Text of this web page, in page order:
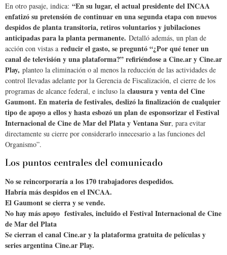
En otro pasaje, indica: “En su lugar, el actual presidente del INCAA
enfatizó su pretensión de continuar en una segunda etapa con nuevos
despidos de planta transitoria, retiros voluntarios y jubilaciones
anticipadas para la planta permanente. Detalló además, un plan de
acción con vistas a reducir el gasto, se preguntó “¿Por qué tener un
canal de televisión y una plataforma?” refiriéndose a Cine.ar y Cine.ar
Play, planteo la eliminación o al menos la reducción de las actividades de
control llevadas adelante por la Gerencia de Fiscalización, el cierre de los
programas de alcance federal, e incluso la clausura y venta del Cine
Gaumont. En materia de festivales, deslizó la finalización de cualquier
tipo de apoyo a ellos y hasta esbozó un plan de esponsorizar el Festival
Internacional de Cine de Mar del Plata y Ventana Sur, para evitar
directamente su cierre por considerarlo innecesario a las funciones del
Organismo”.
Los puntos centrales del comunicado
No se reincorporaría a los 170 trabajadores despedidos.
Habría más despidos en el INCAA.
El Gaumont se cierra y se vende.
No hay más apoyo festivales, incluido el Festival Internacional de Cine
de Mar del Plata
Se cierran el canal Cine.ar y la plataforma gratuita de películas y
series argentina Cine.ar Play.